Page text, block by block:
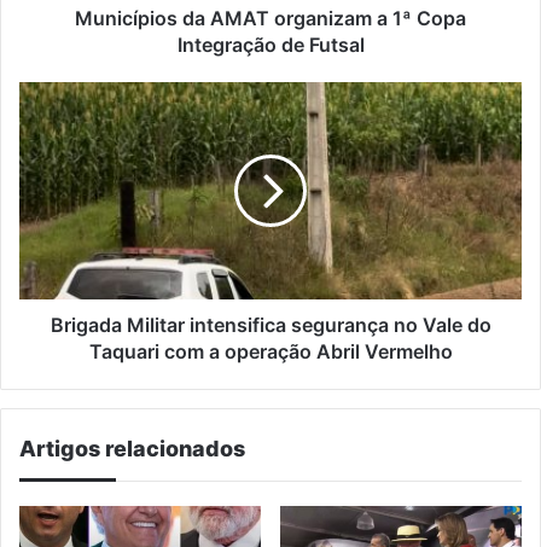
Municípios da AMAT organizam a 1ª Copa
Integração de Futsal
Brigada
Militar
intensifica
segurança
no
Vale
do
Taquari
com
Brigada Militar intensifica segurança no Vale do
Taquari com a operação Abril Vermelho
Artigos relacionados